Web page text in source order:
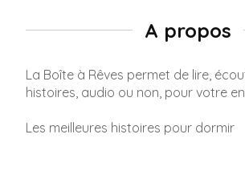
A propos
La Boîte à Rêves permet de lire,
histoires, audio ou non, pour votre
Les meilleures histoires pour dormir